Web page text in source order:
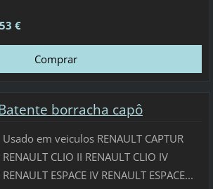
€
borracha capô
Usado em veiculos RENAULT CAPTUR
RENAULT CLIO II RENAULT CLIO IV
RENAULT ESPACE IV RENAULT ESPACE...